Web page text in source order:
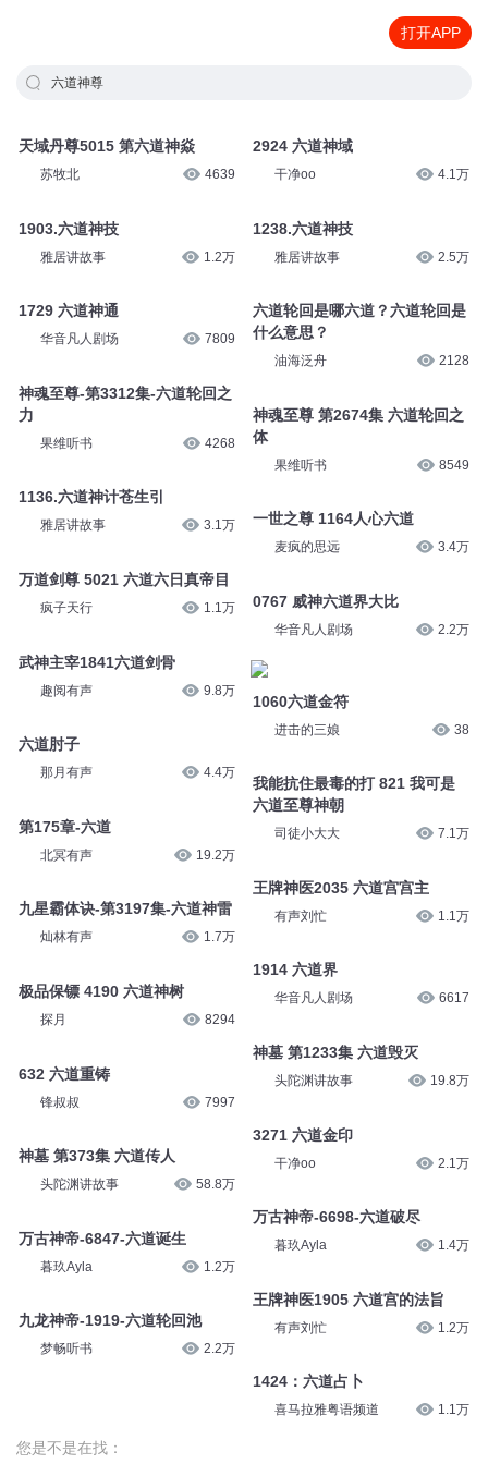
打开APP
六道神尊
天域丹尊5015 第六道神焱
苏牧北 4639
1903.六道神技
雅居讲故事 1.2万
1729 六道神通
华音凡人剧场 7809
神魂至尊-第3312集-六道轮回之
力
果维听书 4268
1136.六道神计苍生引
雅居讲故事 3.1万
万道剑尊 5021 六道六日真帝目
疯子天行 1.1万
武神主宰1841六道剑骨
趣阅有声 9.8万
六道肘子
那月有声 4.4万
第175章-六道
北冥有声 19.2万
九星霸体诀-第3197集-六道神雷
灿林有声 1.7万
极品保镖 4190 六道神树
探月 8294
632 六道重铸
锋叔叔 7997
神墓 第373集 六道传人
头陀渊讲故事 58.8万
万古神帝-6847-六道诞生
暮玖Ayla 1.2万
九龙神帝-1919-六道轮回池
梦畅听书 2.2万
2924 六道神域
干净oo 4.1万
1238.六道神技
雅居讲故事 2.5万
六道轮回是哪六道？六道轮回是
什么意思？
油海泛舟 2128
神魂至尊 第2674集 六道轮回之
体
果维听书 8549
一世之尊 1164人心六道
麦疯的思远 3.4万
0767 威神六道界大比
华音凡人剧场 2.2万
1060六道金符
进击的三娘 38
我能抗住最毒的打 821 我可是
六道至尊神朝
司徒小大大 7.1万
王牌神医2035 六道宫宫主
有声刘忙 1.1万
1914 六道界
华音凡人剧场 6617
神墓 第1233集 六道毁灭
头陀渊讲故事 19.8万
3271 六道金印
干净oo 2.1万
万古神帝-6698-六道破尽
暮玖Ayla 1.4万
王牌神医1905 六道宫的法旨
有声刘忙 1.2万
1424：六道占卜
喜马拉雅粤语频道 1.1万
您是不是在找：